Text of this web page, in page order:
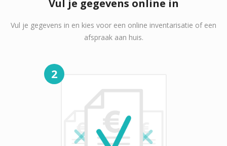
Vul je gegevens online in
Vul je gegevens in en kies voor een online inventarisatie of een
afspraak aan huis.
2